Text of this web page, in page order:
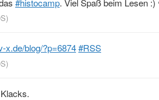
#histocamp. Viel Spaß beim Lesen :)
)
x.de/blog/?p=6874#RSS
)